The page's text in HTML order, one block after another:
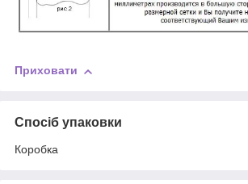
Приховати
Спосіб упаковки
Коробка